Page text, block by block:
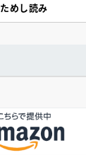
ためし読み